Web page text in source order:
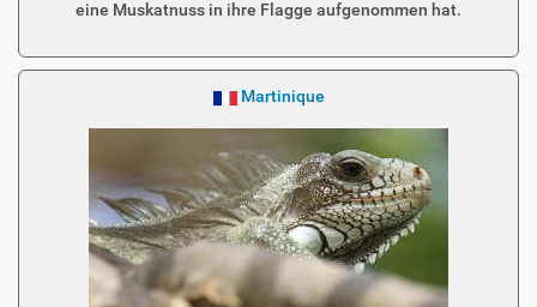
eine Muskatnuss in ihre Flagge aufgenommen hat.
Martinique